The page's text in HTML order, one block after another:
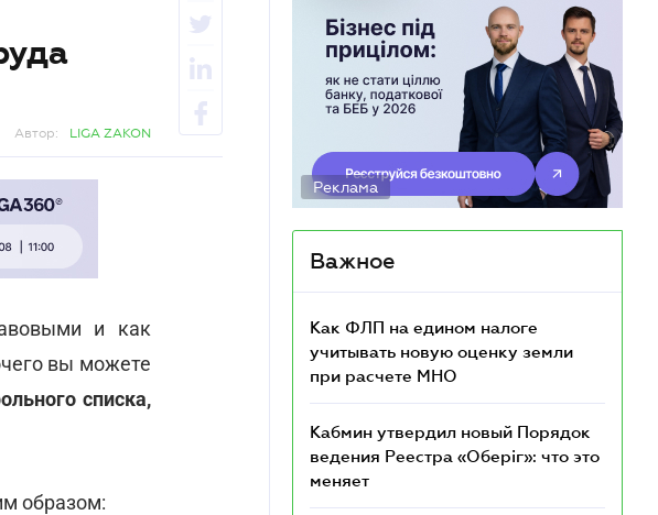
Автор: LIGA ZAKON
и как
вы можете
списка,
образом:
Реклама
Важное
Как ФЛП на едином налоге
учитывать новую оценку земли
при расчете МНО
Кабмин утвердил новый Порядок
ведения Реестра «Оберіг»: что это
меняет